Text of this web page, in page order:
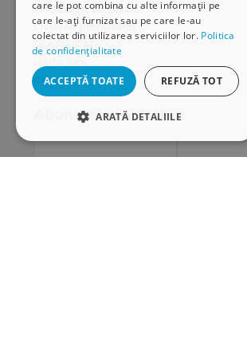
care le pot combina cu alte informații pe
care le-ați furnizat sau pe care le-au
colectat din utilizarea serviciilor lor. Politica
de confidențialitate
ACCEPTĂ TOATE REFUZĂ TOT
ARATĂ DETALIILE
Modalități de plată
Livrarea produselor
SEAP/SICAP
Cariere
Abonare newsletter